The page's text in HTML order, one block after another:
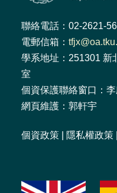
聯絡電話：02-2621-
電郵信箱：
學系地址：251301 新
室
個資保護聯絡窗口：
網頁維護：郭軒宇
個資政策 隱私權政策